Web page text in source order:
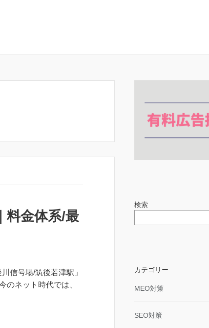
料金体系/最
信号場/筑後若津駅」
のネット時代では、
検索
カテゴリー
MEO対策
SEO対策